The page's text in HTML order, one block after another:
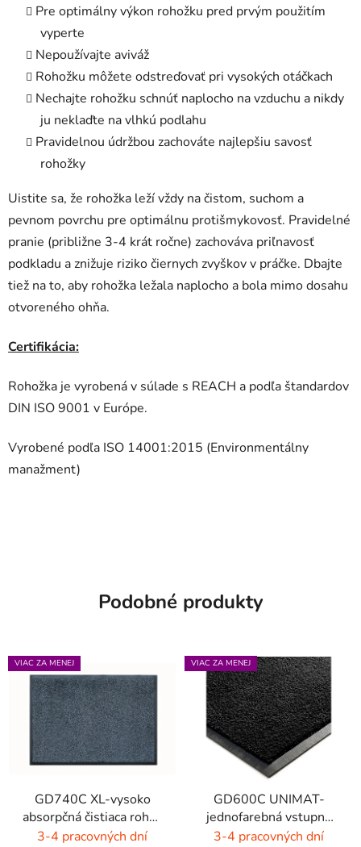
Pre optimálny výkon rohožku pred prvým použitím
vyperte
Nepoužívajte aviváž
Rohožku môžete odstreďovať pri vysokých otáčkach
Nechajte rohožku schnúť naplocho na vzduchu a nikdy
ju neklaďte na vlhkú podlahu
Pravidelnou údržbou zachováte najlepšiu savosť
rohožky
Uistite sa, že rohožka leží vždy na čistom, suchom a
pevnom povrchu pre optimálnu protišmykovosť. Pravidelné
pranie (približne 3-4 krát ročne) zachováva priľnavosť
podkladu a znižuje riziko čiernych zvyškov v práčke. Dbajte
tiež na to, aby rohožka ležala naplocho a bola mimo dosahu
otvoreného ohňa.
Certifikácia:
Rohožka je vyrobená v súlade s REACH a podľa štandardov
DIN ISO 9001 v Európe.
Vyrobené podľa ISO 14001:2015 (Environmentálny
manažment)
Podobné produkty
VIAC ZA MENEJ
GD740C XL-vysoko
absorpčná čistiaca rohož
- 4 farby
3-4 pracovných dní
VIAC ZA MENEJ
GD600C UNIMAT-
jednofarebná vstupná
rohož- žiarivé farby
3-4 pracovných dní